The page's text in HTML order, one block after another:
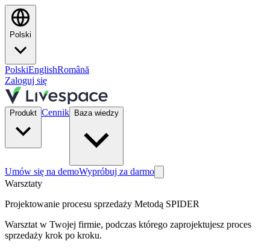
Polski
PolskiEnglishRomână
Zaloguj się
Produkt Cennik Baza wiedzy
Umów się na demoWypróbuj za darmo
Warsztaty
Projektowanie procesu sprzedaży Metodą SPIDER
Warsztat w Twojej firmie, podczas którego zaprojektujesz proces
sprzedaży krok po kroku.